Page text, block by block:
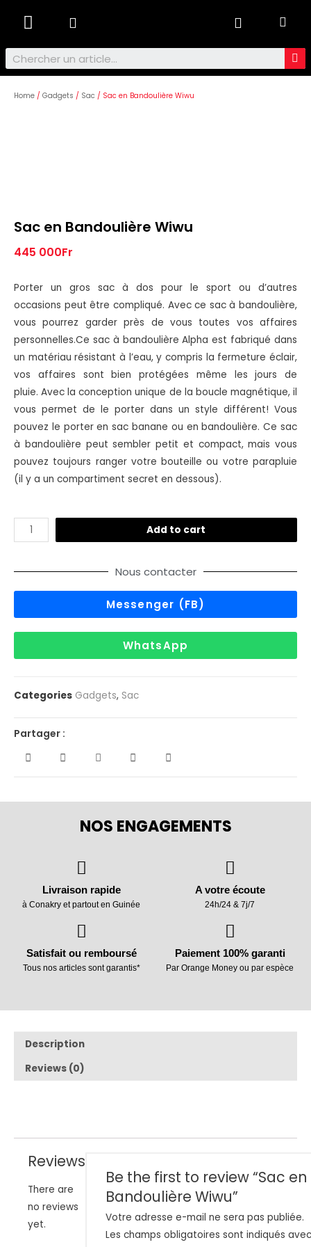
Home / Gadgets / Sac / Sac en Bandoulière Wiwu
Sac en Bandoulière Wiwu
445 000Fr
Porter un gros sac à dos pour le sport ou d’autres
occasions peut être compliqué. Avec ce sac à bandoulière,
vous pourrez garder près de vous toutes vos affaires
personnelles.Ce sac à bandoulière Alpha est fabriqué dans
un matériau résistant à l’eau, y compris la fermeture éclair,
vos affaires sont bien protégées même les jours de
pluie.Avec la conception unique de la boucle magnétique, il
vous permet de le porter dans un style différent! Vous
pouvez le porter en sac banane ou en bandoulière.Ce sac
à bandoulière peut sembler petit et compact, mais vous
pouvez toujours ranger votre bouteille ou votre parapluie
(il y a un compartiment secret en dessous).
Add to cart
Nous contacter
Messenger (FB)
WhatsApp
Categories Gadgets, Sac
Partager :
NOS ENGAGEMENTS
Livraison rapide
à Conakry et partout en Guinée
A votre écoute
24h/24 & 7j/7
Satisfait ou remboursé
Tous nos articles sont garantis*
Paiement 100% garanti
Par Orange Money ou par espèce
Description
Reviews (0)
Reviews
There are
no reviews
yet.
Be the first to review “Sac en
Bandoulière Wiwu”
Votre adresse e-mail ne sera pas publiée.
Les champs obligatoires sont indiqués